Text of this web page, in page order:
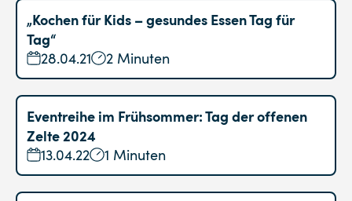
„Kochen für Kids – gesundes Essen Tag für
Tag“
28.04.21 2 Minuten
Eventreihe im Frühsommer: Tag der offenen
Zelte 2024
13.04.22 1 Minuten